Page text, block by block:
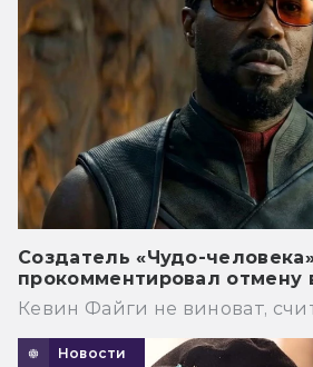
Создатель «Чудо-
прокомментировал отмену
Кевин Файги не виноват,
Новости